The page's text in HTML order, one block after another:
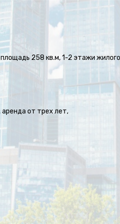
258 кв.м, 1-2 этажи
аренда от трех лет,